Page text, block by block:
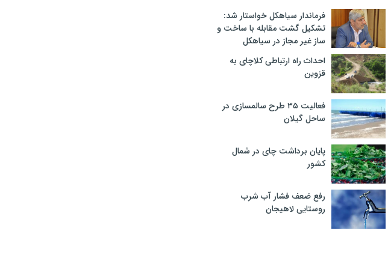
فرماندار سیاهکل خواستار شد:
تشکیل گشت مقابله با ساخت و
ساز غیر مجاز در سیاهکل
احداث راه ارتباطی کلاچای به
قزوین
فعالیت ۳۵ طرح سالمسازی در
ساحل گیلان
پایان برداشت چای در شمال
کشور
رفع ضعف فشار آب شرب
روستایی لاهیجان